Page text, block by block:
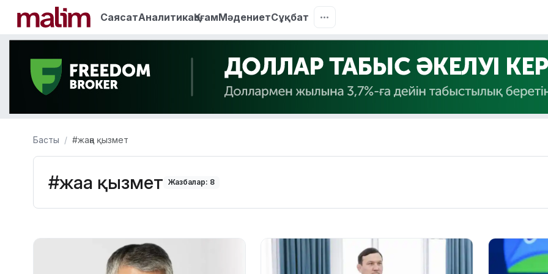
СаясатАналитикаҚоғамМәдениетСұқбат
Басты #жаңа қызмет
#жаңа қызмет Жазбалар: 8